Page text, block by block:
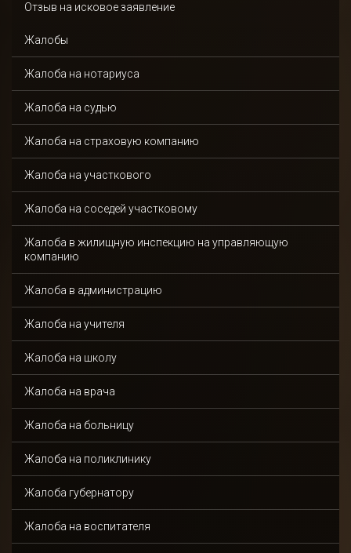
Отзыв на исковое заявление
Жалобы
Жалоба на нотариуса
Жалоба на судью
Жалоба на страховую компанию
Жалоба на участкового
Жалоба на соседей участковому
Жалоба в жилищную инспекцию на управляющую
компанию
Жалоба в администрацию
Жалоба на учителя
Жалоба на школу
Жалоба на врача
Жалоба на больницу
Жалоба на поликлинику
Жалоба губернатору
Жалоба на воспитателя
Получить
консультацию
Даю согласие на обработку персональных данных
Спасибо!
Ваша заявка отправлена и в ближайшее время
будет рассмотрена.